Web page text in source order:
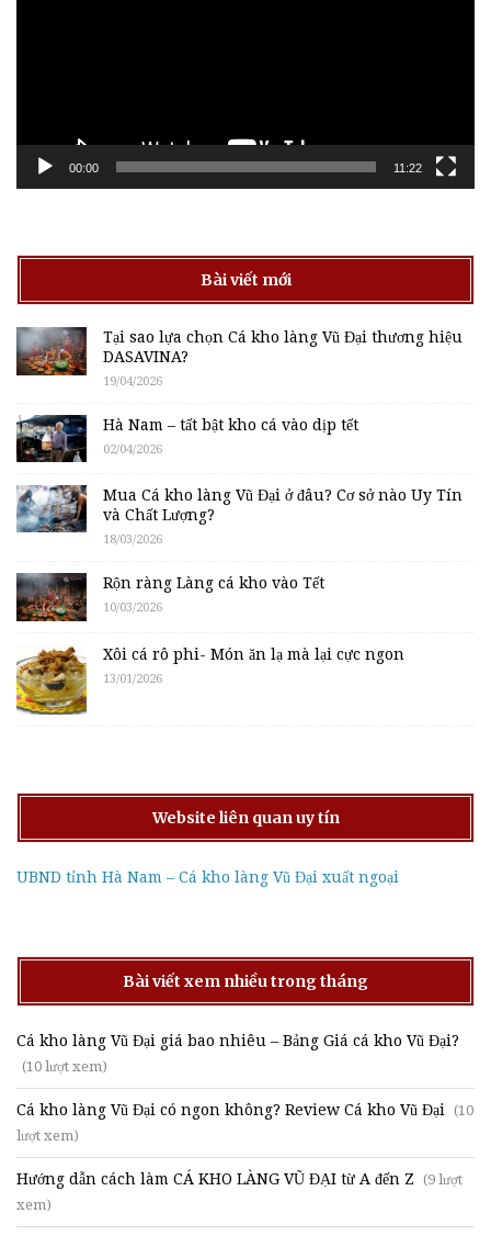
00:00 11:22
Bài viết mới
Tại sao lựa chọn Cá kho làng Vũ Đại thương hiệu
DASAVINA?
19/04/2026
Hà Nam – tất bật kho cá vào dịp tết
02/04/2026
Mua Cá kho làng Vũ Đại ở đâu? Cơ sở nào Uy Tín
và Chất Lượng?
18/03/2026
Rộn ràng Làng cá kho vào Tết
10/03/2026
Xôi cá rô phi- Món ăn lạ mà lại cực ngon
13/01/2026
Website liên quan uy tín
UBND tỉnh Hà Nam – Cá kho làng Vũ Đại xuất ngoại
Bài viết xem nhiều trong tháng
Cá kho làng Vũ Đại giá bao nhiêu – Bảng Giá cá kho Vũ Đại?
(10 lượt xem)
Cá kho làng Vũ Đại có ngon không? Review Cá kho Vũ Đại (10
lượt xem)
Hướng dẫn cách làm CÁ KHO LÀNG VŨ ĐẠI từ A đến Z (9 lượt
xem)